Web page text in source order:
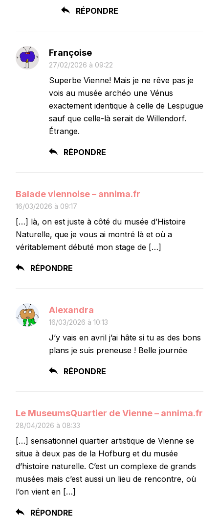
RÉPONDRE
Françoise
27/02/2026 à 09:22
Superbe Vienne! Mais je ne rêve pas je
vois au musée archéo une Vénus
exactement identique à celle de Lespugue
sauf que celle-là serait de Willendorf.
Étrange.
RÉPONDRE
Balade viennoise – annima.fr
16/03/2026 à 09:17
[…] là, on est juste à côté du musée d’Histoire
Naturelle, que je vous ai montré là et où a
véritablement débuté mon stage de […]
RÉPONDRE
Alexandra
16/03/2026 à 10:13
J’y vais en avril j’ai hâte si tu as des bons
plans je suis preneuse ! Belle journée
RÉPONDRE
Le MuseumsQuartier de Vienne – annima.fr
28/04/2026 à 08:33
[…] sensationnel quartier artistique de Vienne se
situe à deux pas de la Hofburg et du musée
d’histoire naturelle. C’est un complexe de grands
musées mais c’est aussi un lieu de rencontre, où
l’on vient en […]
RÉPONDRE